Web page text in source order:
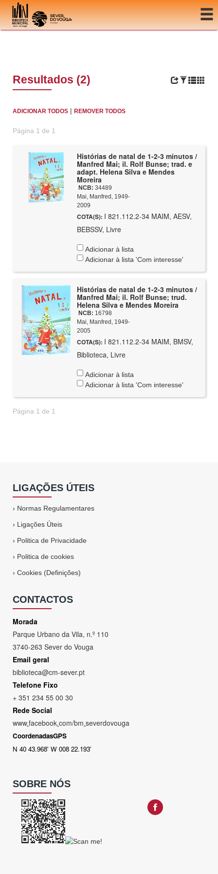
Ir para o conteúdo
Resultados (2)
ADICIONAR TODOS |REMOVER TODOS
Página 1 de 1
Histórias de natal de 1-2-3 minutos /
Manfred Mai; il. Rolf Bunse; trad. e
adapt. Helena Silva e Mendes
Moreira
NCB: 34489
Mai, Manfred, 1949-
2009
COTA(S): I 821.112.2-34 MAIM, AESV,
BEBSSV, Livre
Adicionar à lista
Adicionar à lista 'Com interesse'
Histórias de natal de 1-2-3 minutos /
Manfred Mai; il. Rolf Bunse; trud.
Helena Silva e Mendes Moreira
NCB: 16798
Mai, Manfred, 1949-
2005
COTA(S): I 821.112.2-34 MAIM, BMSV,
Biblioteca, Livre
Adicionar à lista
Adicionar à lista 'Com interesse'
Página 1 de 1
LIGAÇÕES ÚTEIS
› Normas Regulamentares
› Ligações Úteis
› Politica de Privacidade
› Politica de cookies
›Cookies (Definições)
CONTACTOS
Morada
Parque Urbano da Vila, n.º 110
3740-263 Sever do Vouga
Email geral
biblioteca@cm-sever.pt
Telefone Fixo
+ 351 234 55 00 30
Rede Social
www.facebook.com/bm.severdovouga
CoordenadasGPS
N 40 43.968' W 008 22.193'
SOBRE NÓS